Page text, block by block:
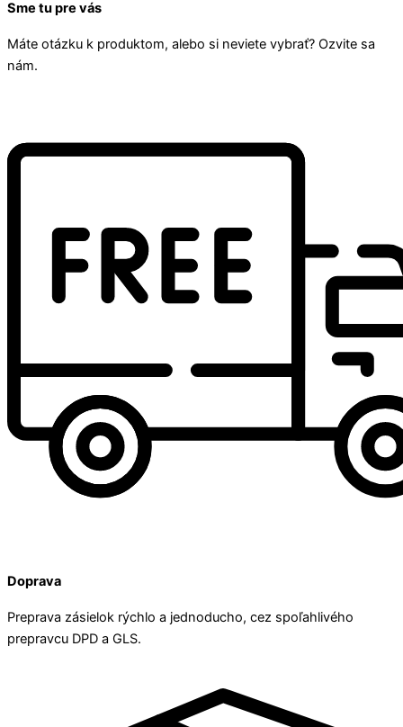
Sme tu pre vás
Máte otázku k produktom, alebo si neviete vybrať? Ozvite sa
nám.
Doprava
Preprava zásielok rýchlo a jednoducho, cez spoľahlivého
prepravcu DPD a GLS.